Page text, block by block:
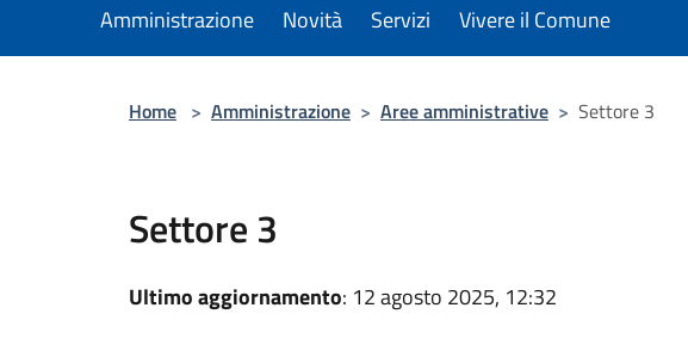
Amministrazione Novità Servizi Vivere il Comune
Home > Amministrazione > Aree amministrative > Settore 3
Settore 3
Ultimo aggiornamento: 12 agosto 2025, 12:32